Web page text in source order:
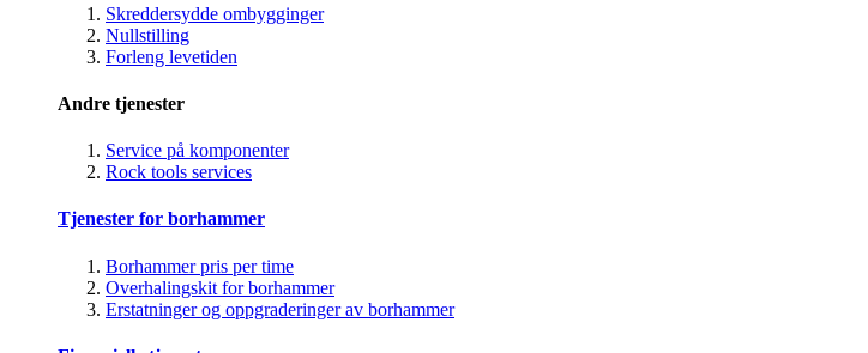
Skreddersydde ombygginger
Nullstilling
Forleng levetiden
Andre tjenester
Service på komponenter
Rock tools services
Tjenester for borhammer
Borhammer pris per time
Overhalingskit for borhammer
Erstatninger og oppgraderinger av borhammer